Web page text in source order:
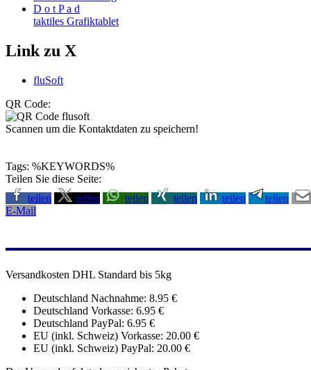
D o t P a d
taktiles Grafiktablet
Link zu X
fluSoft
QR Code:
Scannen um die Kontaktdaten zu speichern!
Tags: %KEYWORDS%
Teilen Sie diese Seite:
teilen
teilen teilen teilen teilen
teilen
E-Mail
Versandkosten DHL Standard bis 5kg
Deutschland Nachnahme: 8.95 €
Deutschland Vorkasse: 6.95 €
Deutschland PayPal: 6.95 €
EU (inkl. Schweiz) Vorkasse: 20.00 €
EU (inkl. Schweiz) PayPal: 20.00 €